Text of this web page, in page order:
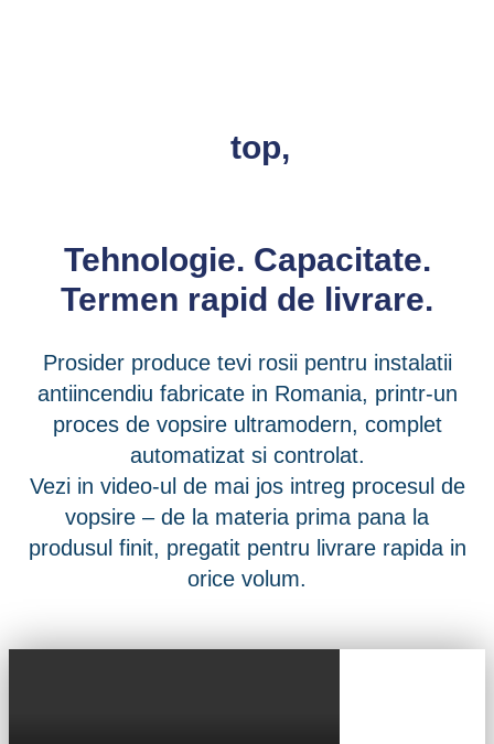
top,
Tehnologie. Capacitate.
Termen rapid de livrare.
Prosider produce tevi rosii pentru instalatii
antiincendiu fabricate in Romania, printr-un
proces de vopsire ultramodern, complet
automatizat si controlat.
Vezi in video-ul de mai jos intreg procesul de
vopsire – de la materia prima pana la
produsul finit, pregatit pentru livrare rapida in
orice volum.